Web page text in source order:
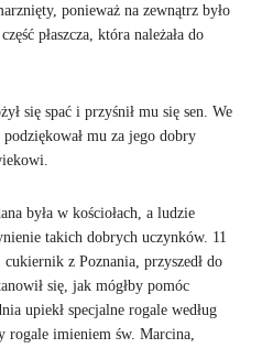
ponieważ na zewnątrz było
płaszcza, która należała do
się spać i przyśnił mu się sen. We
mu za jego dobry
była w kościołach, a ludzie
takich dobrych uczynków. 11
z Poznania, przyszedł do
się, jak mógłby pomóc
upiekł specjalne rogale według
rogale imieniem św. Marcina,